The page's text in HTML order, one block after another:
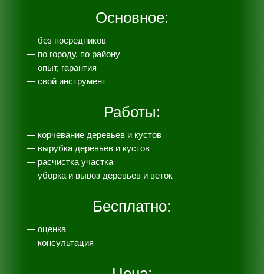
Основное:
— без посредников
— по городу, по району
— опыт, гарантия
— свой инструмент
Работы:
— корчевание деревьев и кустов
— вырубка деревьев и кустов
— расчистка участка
— уборка и вывоз деревьев и веток
Бесплатно:
— оценка
— консультация